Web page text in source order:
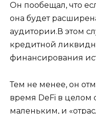
Он пообещал, что
она будет
аудитории.В этом
кредитной
финансирования
Тем не менее, он
время DeFi в целом
маленьким, и